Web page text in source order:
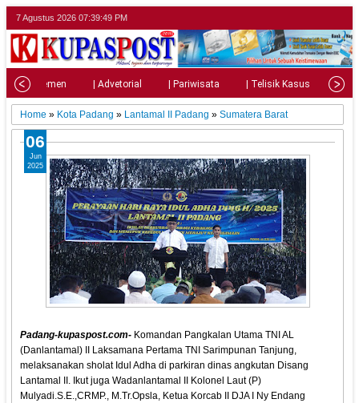
7 Agustus 2026 07:39:51 PM
| Parlemen | Advetorial | Pariwisata | Telisik Kasus |
Home » Kota Padang » Lantamal II Padang »Sumatera Barat
Padang-kupaspost.com- Komandan Pangkalan Utama TNI AL
(Danlantamal) II Laksamana Pertama TNI Sarimpunan Tanjung,
melaksanakan sholat Idul Adha di parkiran dinas angkutan Disang
Lantamal II. Ikut juga Wadanlantamal II Kolonel Laut (P)
Mulyadi.S.E.,CRMP., M.Tr.Opsla, Ketua Korcab II DJA I Ny Endang
06
Jun
2025